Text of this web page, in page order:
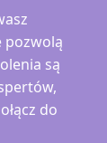
pozwolą
są
do